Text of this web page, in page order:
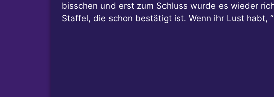
bisschen und erst zum Schluss wurde es wieder
Staffel, die schon bestätigt ist. Wenn ihr Lust habt,